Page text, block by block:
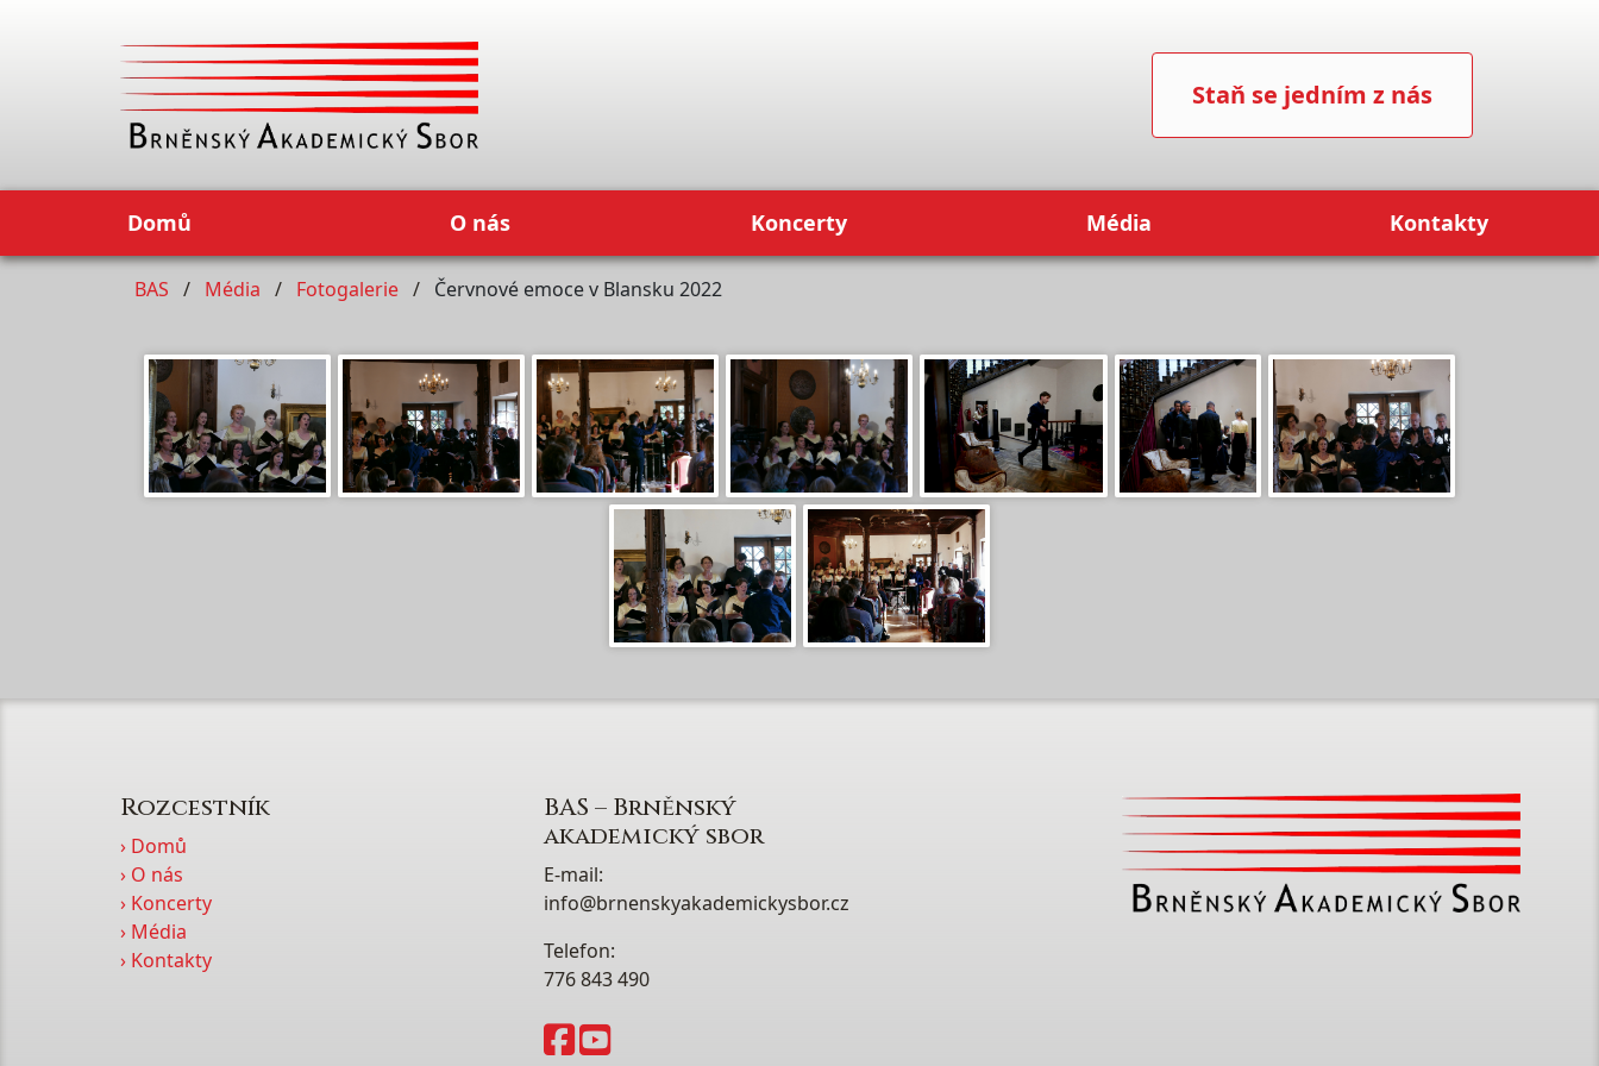
Staň se jedním z nás
Domů O nás Koncerty Média Kontakty
BAS Média Fotogalerie Červnové emoce v Blansku 2022
Rozcestník
› Domů
› O nás
› Koncerty
› Média
› Kontakty
BAS – Brněnský
akademický sbor
E-mail:
info@brnenskyakademickysbor.cz
Telefon:
776 843 490